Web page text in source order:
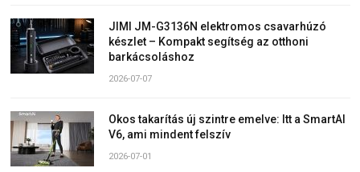
JIMI JM-G3136N elektromos csavarhúzó
készlet – Kompakt segítség az otthoni
barkácsoláshoz
2026-07-07
Okos takarítás új szintre emelve: Itt a SmartAI
V6, ami mindent felszív
2026-07-01